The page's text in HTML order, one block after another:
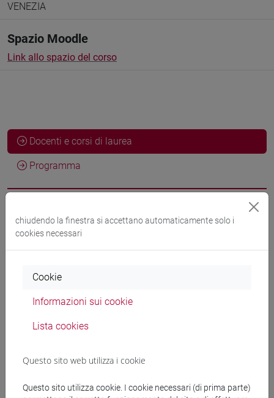
VENEZIA
Spazio Moodle
Link allo spazio del corso
Docenti e corsi di laurea
Programma
Docenti
RIDI Riccardo- 30h Lezione
Materiali su Moodle
Corsi di studio e percorsi
chiudendo la finestra si accettano automaticamente solo i
cookies necessari
Cookie
Informazioni sui cookie
Lista cookies
Questo sito web utilizza i cookie
Questo sito utilizza cookie. I cookie necessari (di prima parte)